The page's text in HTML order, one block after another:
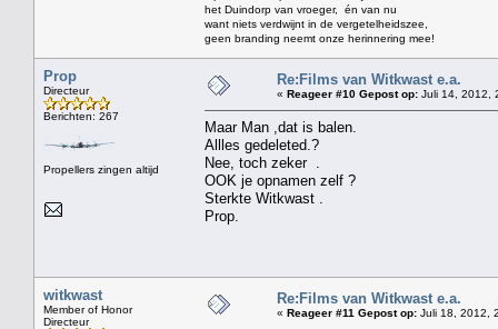
het Duindorp van vroeger, én van nu
want niets verdwijnt in de vergetelheidszee,
geen branding neemt onze herinnering mee!
Prop
Directeur
Berichten: 267
Propellers zingen altijd
Re:Films van Witkwast e.a.
« Reageer #10 Gepost op: Juli 14, 2012,
Maar Man ,dat is balen.
Allles gedeleted.?
Nee, toch zeker .
OOK je opnamen zelf ?
Sterkte Witkwast .
Prop.
witkwast
Member of Honor
Directeur
Re:Films van Witkwast e.a.
« Reageer #11 Gepost op: Juli 18, 2012,